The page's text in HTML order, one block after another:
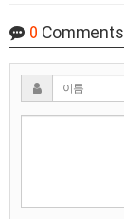
0 Comments